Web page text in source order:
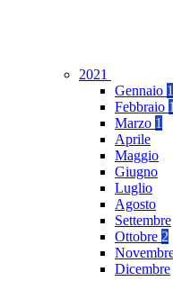
2021
Gennaio 1
Febbraio 1
Marzo 1
Aprile
Maggio
Giugno
Luglio
Agosto
Settembre
Ottobre 2
Dicembre